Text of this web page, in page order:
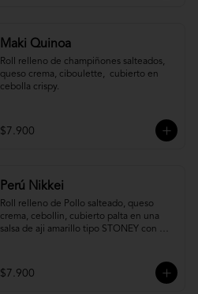
Maki Quinoa
​Roll relleno de champiñones salteados,
queso crema, ciboulette,  cubierto en
cebolla crispy.
$7.900
Perú Nikkei
Roll relleno de Pollo salteado, queso
crema, cebollin, cubierto palta en una
salsa de aji amarillo tipo STONEY con
$7.900